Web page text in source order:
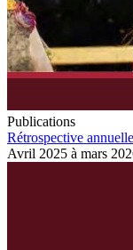
Publications
Rétrospective annuelle
Avril 2025 à mars